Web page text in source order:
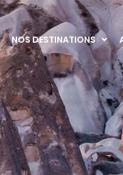
NOS DESTINATIONS